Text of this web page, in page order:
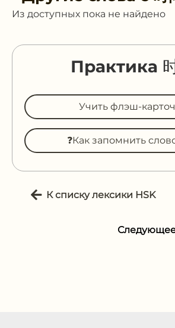
Из доступных пока не найдено
Практика
Учить флэш-
❓Как запомнить
К списку лексики HSK